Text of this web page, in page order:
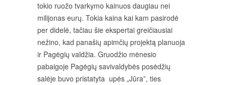
tokio ruožo tvarkymo kainuos daugiau nei
milijonas eurų. Tokia kaina kai kam pasirodė
per didelė, tačiau šie ekspertai greičiausiai
nežino, kad panašių apimčių projektą planuoja
ir Pagėgių valdžia. Gruodžio mėnesio
pabaigoje Pagėgių savivaldybės posėdžių
salėje buvo pristatyta upės „Jūra”, ties